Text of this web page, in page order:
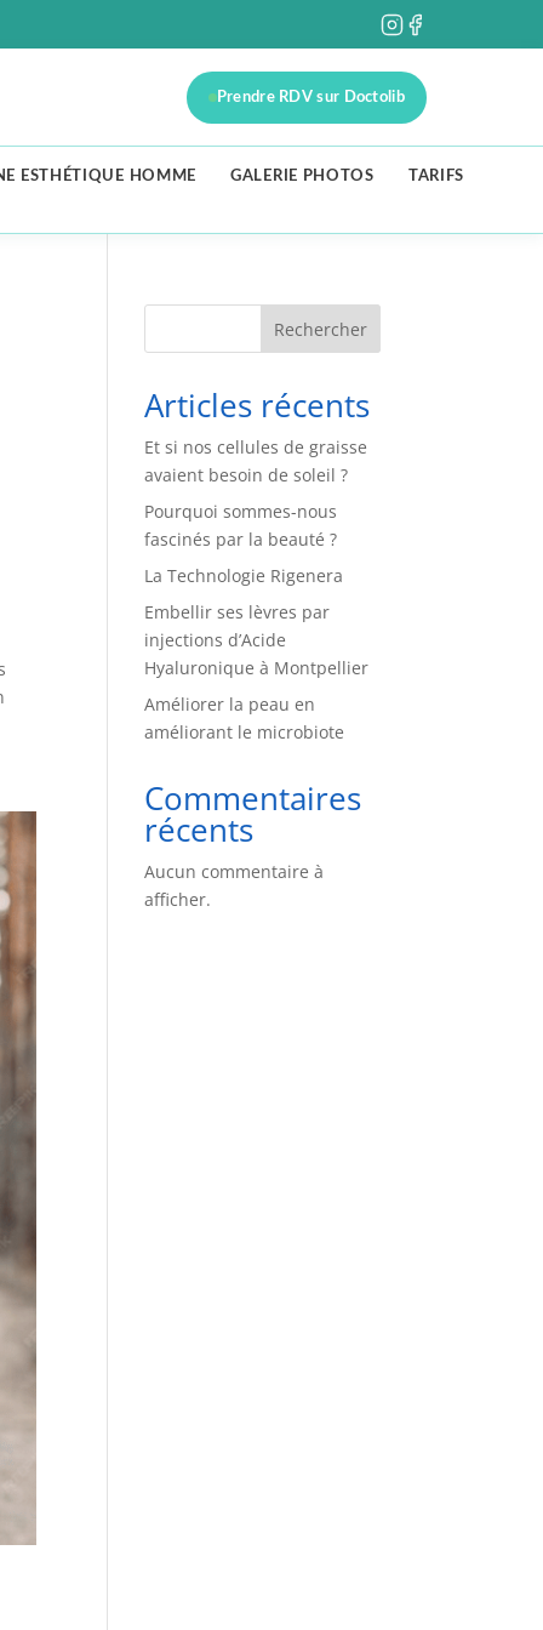
Prendre RDV sur Doctolib
ESTHÉTIQUE HOMME GALERIE PHOTOS TARIFS
Rechercher
Articles récents
Et si nos cellules de graisse
avaient besoin de soleil ?
Pourquoi sommes-nous
fascinés par la beauté ?
La Technologie Rigenera
Embellir ses lèvres par
injections d’Acide
Hyaluronique à Montpellier
Améliorer la peau en
améliorant le microbiote
Commentaires
récents
Aucun commentaire à
afficher.